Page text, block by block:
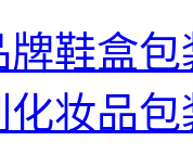
牌鞋盒
化妆品